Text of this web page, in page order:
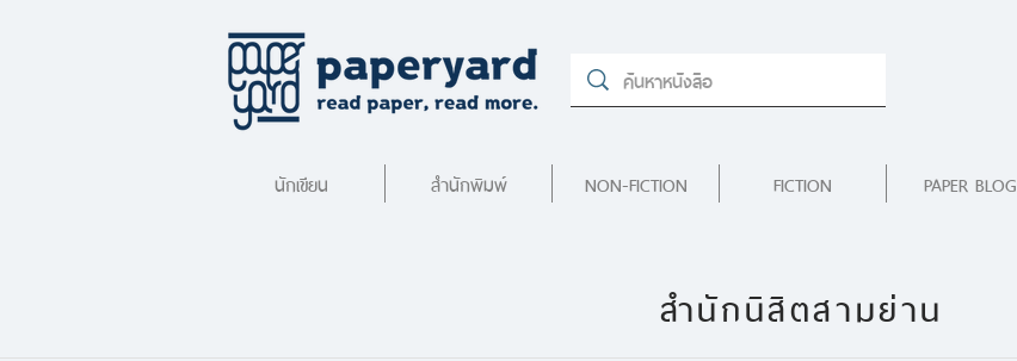
นักเขียน สำนักพิมพ์ NON-FICTION FICTION PAPER BLOG
สำนักนิสิตสามย่าน